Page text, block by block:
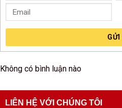
GỬI
Không có bình luận nào
LIÊN HỆ VỚI CHÚNG TÔI